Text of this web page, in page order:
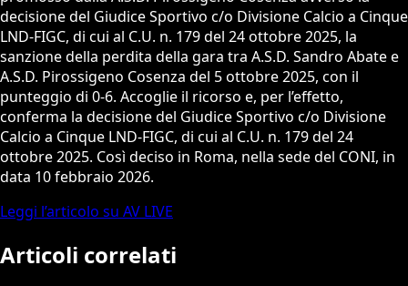
decisione del Giudice Sportivo c/o Divisione Calcio a Cinque
LND-FIGC, di cui al C.U. n. 179 del 24 ottobre 2025, la
sanzione della perdita della gara tra A.S.D. Sandro Abate e
A.S.D. Pirossigeno Cosenza del 5 ottobre 2025, con il
punteggio di 0-6. Accoglie il ricorso e, per l’effetto,
conferma la decisione del Giudice Sportivo c/o Divisione
Calcio a Cinque LND-FIGC, di cui al C.U. n. 179 del 24
ottobre 2025. Così deciso in Roma, nella sede del CONI, in
data 10 febbraio 2026.
Leggi l’articolo su AV LIVE
Articoli correlati